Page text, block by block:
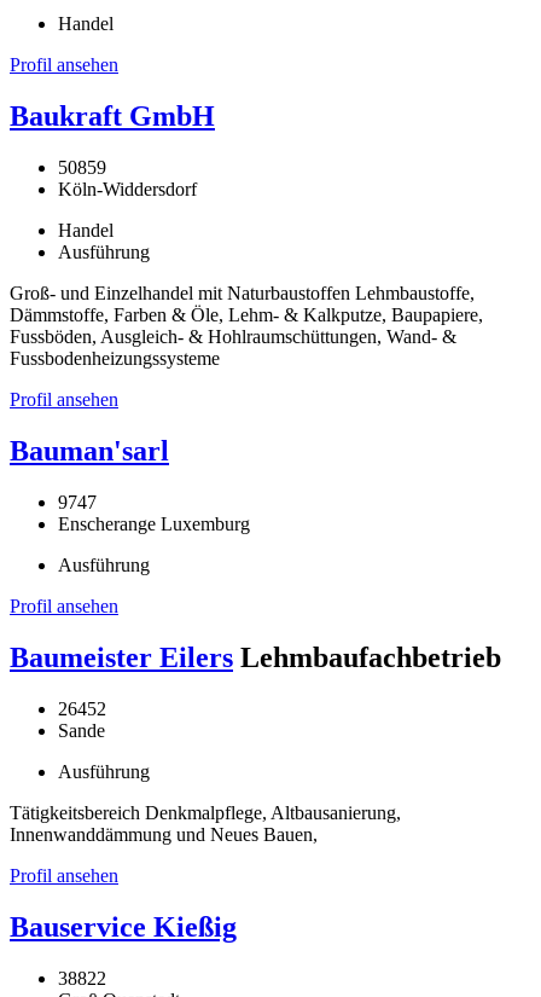
Handel
Profil ansehen
Baukraft GmbH
50859
Köln-Widdersdorf
Handel
Ausführung
Groß- und Einzelhandel mit Naturbaustoffen Lehmbaustoffe,
Dämmstoffe, Farben & Öle, Lehm- & Kalkputze, Baupapiere,
Fussböden, Ausgleich- & Hohlraumschüttungen, Wand- &
Fussbodenheizungssysteme
Profil ansehen
Bauman'sarl
9747
Enscherange Luxemburg
Ausführung
Profil ansehen
Baumeister Eilers Lehmbaufachbetrieb
26452
Sande
Ausführung
Tätigkeitsbereich Denkmalpflege, Altbausanierung,
Innenwanddämmung und Neues Bauen,
Profil ansehen
Bauservice Kießig
38822